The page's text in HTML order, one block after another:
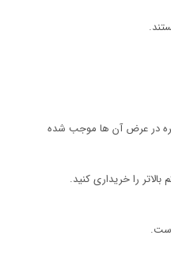
را خریداری کنید.